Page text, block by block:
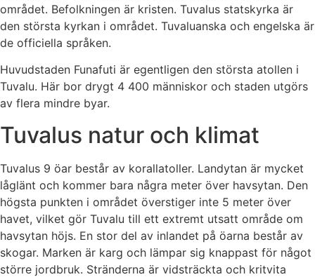
området. Befolkningen är kristen. Tuvalus statskyrka är
den största kyrkan i området. Tuvaluanska och engelska är
de officiella språken.
Huvudstaden Funafuti är egentligen den största atollen i
Tuvalu. Här bor drygt 4 400 människor och staden utgörs
av flera mindre byar.
Tuvalus natur och klimat
Tuvalus 9 öar består av korallatoller. Landytan är mycket
låglänt och kommer bara några meter över havsytan. Den
högsta punkten i området överstiger inte 5 meter över
havet, vilket gör Tuvalu till ett extremt utsatt område om
havsytan höjs. En stor del av inlandet på öarna består av
skogar. Marken är karg och lämpar sig knappast för något
större jordbruk. Stränderna är vidsträckta och kritvita